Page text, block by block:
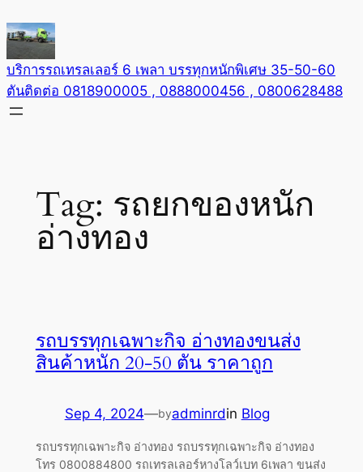
to
content
บริการรถเทรลเลอร์ 6 เพลา บรรทุกหนักพิเศษ 35-50-60
ตันติดต่อ 0818900005 , 0888000456 , 0800628488
Tag: รถยกของหนัก
อ่างทอง
รถบรรทุกเฉพาะกิจ อ่างทองขนส่ง
สินค้าหนัก 20-50 ตัน ราคาถูก
Sep 4, 2024—byadminrdin Blog
รถบรรทุกเฉพาะกิจ อ่างทอง รถบรรทุกเฉพาะกิจ อ่างทอง
โทร 0800884800 รถเทรลเลอร์หางโลว์เบท 6เพลา ขนส่ง